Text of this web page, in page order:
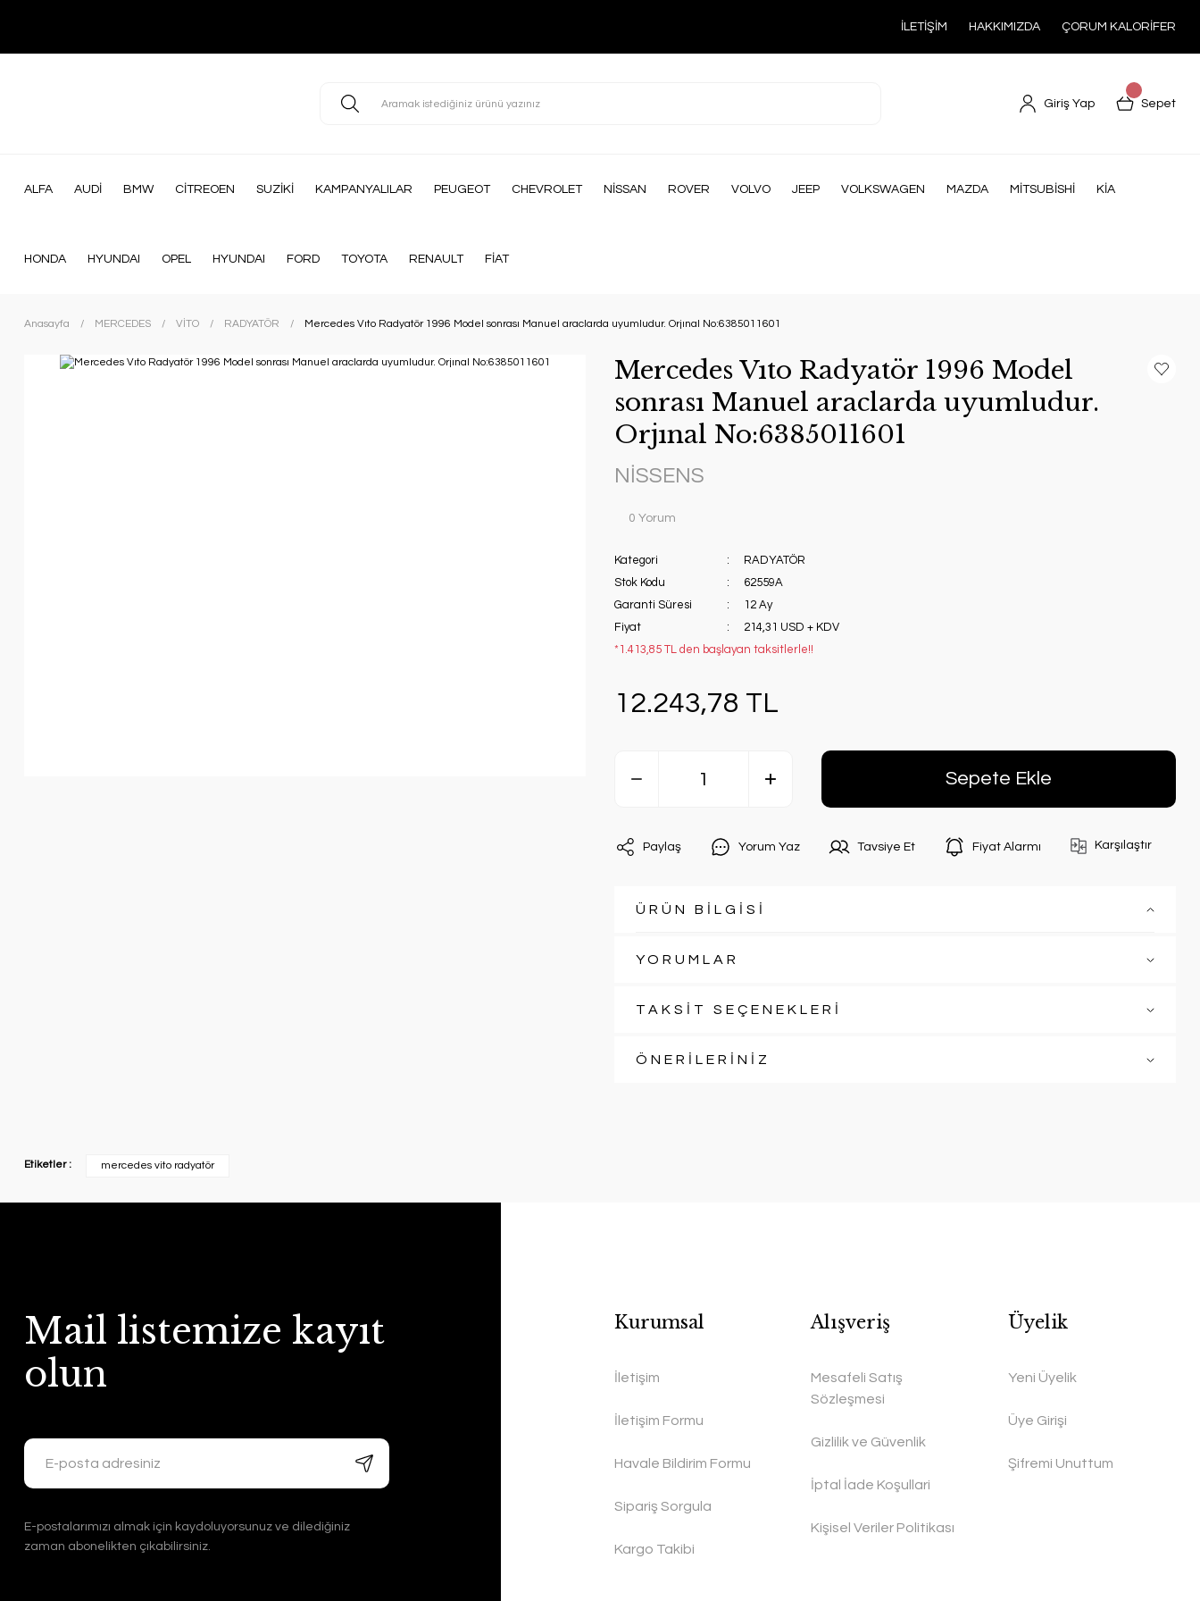
İLETİŞİM HAKKIMIZDA ÇORUM KALORİFER
Giriş Yap Sepet
ALFA AUDİ BMW CİTREOEN SUZİKİ KAMPANYALILAR PEUGEOT CHEVROLET NİSSAN ROVER VOLVO JEEP VOLKSWAGEN MAZDA MİTSUBİSHİ KİA
HONDA HYUNDAI OPEL HYUNDAI FORD TOYOTA RENAULT FİAT
Anasayfa MERCEDES VİTO RADYATÖR Mercedes Vıto Radyatör 1996 Model sonrası Manuel araclarda uyumludur. Orjınal No:6385011601
Mercedes Vıto Radyatör 1996 Model
sonrası Manuel araclarda uyumludur.
Orjınal No:6385011601
NİSSENS
0 Yorum
Kategori
RADYATÖR
Stok Kodu
62559A
Garanti Süresi
12 Ay
Fiyat
214,31 USD + KDV
*1.413,85 TL den başlayan taksitlerle!!
12.243,78 TL
Sepete Ekle
Paylaş Yorum Yaz Tavsiye Et Fiyat Alarmı Karşılaştır
ÜRÜN BİLGİSİ
YORUMLAR
TAKSİT SEÇENEKLERİ
ÖNERİLERİNİZ
Etiketler : mercedes vito radyatör
Mail listemize kayıt
olun
E-postalarımızı almak için kaydoluyorsunuz ve dilediğiniz
zaman abonelikten çıkabilirsiniz.
Kurumsal
İletişim
İletişim Formu
Havale Bildirim Formu
Sipariş Sorgula
Kargo Takibi
Alışveriş
Mesafeli Satış
Sözleşmesi
Gizlilik ve Güvenlik
İptal İade Koşullari
Kişisel Veriler Politikası
Üyelik
Yeni Üyelik
Üye Girişi
Şifremi Unuttum